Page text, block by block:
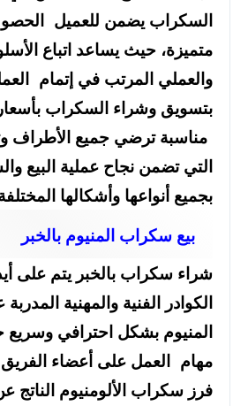
السكراب يضمن للعميل
متميزة، حيث يساعد اتباع
والعملي المرتب في إتمام
بتسويق وشراء السكراب
مناسبة ترضي جميع الأطراف
التي تضمن نجاح عملية البيع
بجميع أنواعها وأشكالها
بيع سكراب المنيوم بالخبر
شراء سكراب بالخبر يتم على
الكوادر الفنية والمهنية
المنيوم بشكل احترافي
مهام العمل على أعضاء الفريق
فرز سكراب الألومنيوم الناتج